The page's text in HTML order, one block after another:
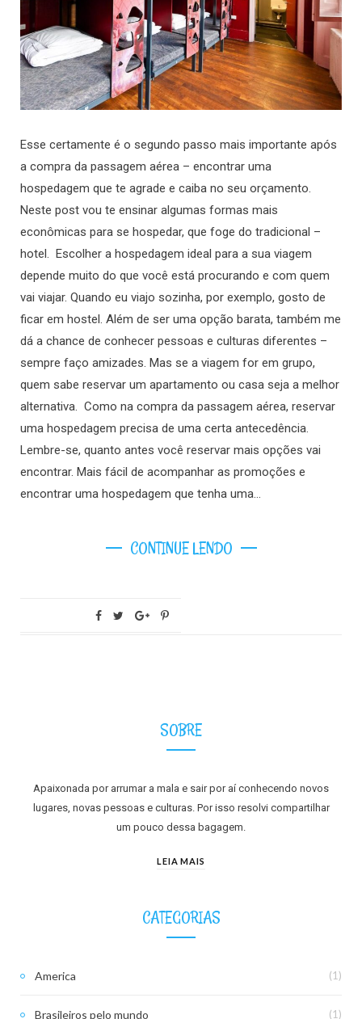
Esse certamente é o segundo passo mais importante após
a compra da passagem aérea – encontrar uma
hospedagem que te agrade e caiba no seu orçamento.
Neste post vou te ensinar algumas formas mais
econômicas para se hospedar, que foge do tradicional –
hotel. Escolher a hospedagem ideal para a sua viagem
depende muito do que você está procurando e com quem
vai viajar. Quando eu viajo sozinha, por exemplo, gosto de
ficar em hostel. Além de ser uma opção barata, também me
dá a chance de conhecer pessoas e culturas diferentes –
sempre faço amizades. Mas se a viagem for em grupo,
quem sabe reservar um apartamento ou casa seja a melhor
alternativa. Como na compra da passagem aérea, reservar
uma hospedagem precisa de uma certa antecedência.
Lembre-se, quanto antes você reservar mais opções vai
encontrar. Mais fácil de acompanhar as promoções e
encontrar uma hospedagem que tenha uma…
CONTINUE LENDO
SOBRE
Apaixonada por arrumar a mala e sair por aí conhecendo novos
lugares, novas pessoas e culturas. Por isso resolvi compartilhar
um pouco dessa bagagem.
LEIA MAIS
CATEGORIAS
America (1)
Brasileiros pelo mundo (1)